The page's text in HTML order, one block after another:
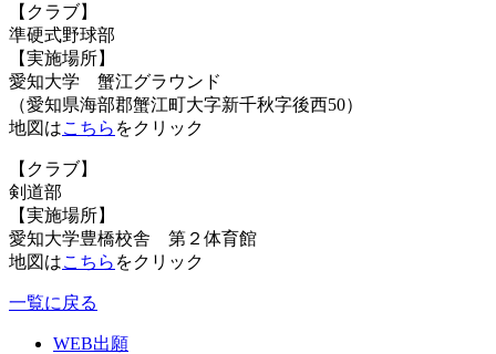
【クラブ】
準硬式野球部
【実施場所】
愛知大学 蟹江グラウンド
（愛知県海部郡蟹江町大字新千秋字後西50）
地図はこちら をクリック
【クラブ】
剣道部
【実施場所】
愛知大学豊橋校舎 第２体育館
地図はこちら をクリック
一覧に戻る
WEB出願